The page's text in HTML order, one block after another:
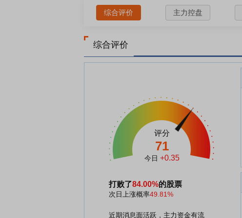
综合评价 主力控盘
综合评价
评分
71
今日 +0.35
打败了84.00%的股票
次日上涨概率49.81%
近期消息面活跃，主力资金有流